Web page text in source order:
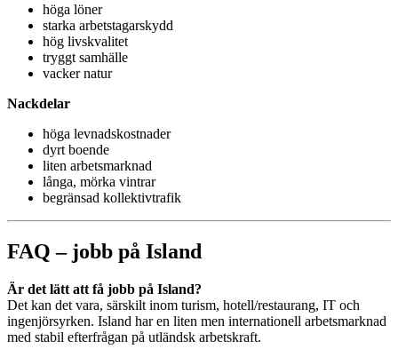
höga löner
starka arbetstagarskydd
hög livskvalitet
tryggt samhälle
vacker natur
Nackdelar
höga levnadskostnader
dyrt boende
liten arbetsmarknad
långa, mörka vintrar
begränsad kollektivtrafik
FAQ – jobb på Island
Är det lätt att få jobb på Island?
Det kan det vara, särskilt inom turism, hotell/restaurang, IT och
ingenjörsyrken. Island har en liten men internationell arbetsmarknad
med stabil efterfrågan på utländsk arbetskraft.